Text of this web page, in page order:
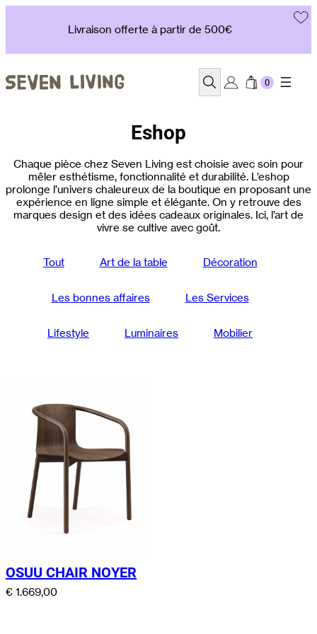
Livraison offerte à partir de 500€
Recherche
Eshop
Chaque pièce chez Seven Living est choisie avec soin pour
mêler esthétisme, fonctionnalité et durabilité. L’eshop
prolonge l’univers chaleureux de la boutique en proposant une
expérience en ligne simple et élégante. On y retrouve des
marques design et des idées cadeaux originales. Ici, l’art de
vivre se cultive avec goût.
Tout Art de la table Décoration
Les bonnes affaires Les Services
Lifestyle Luminaires Mobilier
OSUU CHAIR NOYER
€ 1.669,00